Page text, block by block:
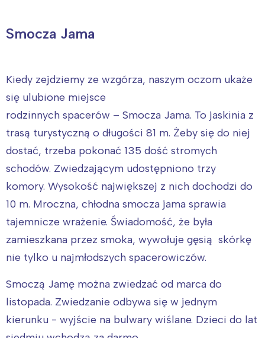
Smocza Jama
Kiedy zejdziemy ze wzgórza, naszym oczom ukaże
się ulubione miejsce
rodzinnych spacerów – Smocza Jama. To jaskinia z
trasą turystyczną o długości 81 m. Żeby się do niej
dostać, trzeba pokonać 135 dość stromych
schodów. Zwiedzającym udostępniono trzy
komory. Wysokość największej z nich dochodzi do
10 m. Mroczna, chłodna smocza jama sprawia
tajemnicze wrażenie. Świadomość, że była
zamieszkana przez smoka, wywołuje gęsią skórkę
nie tylko u najmłodszych spacerowiczów.
Smoczą Jamę można zwiedzać od marca do
listopada. Zwiedzanie odbywa się w jednym
kierunku - wyjście na bulwary wiślane. Dzieci do lat